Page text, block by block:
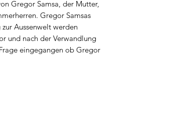
Gregor Samsa, der Mutter,
Gregor Samsas
Aussenwelt werden
und nach der Verwandlung
eingegangen ob Gregor